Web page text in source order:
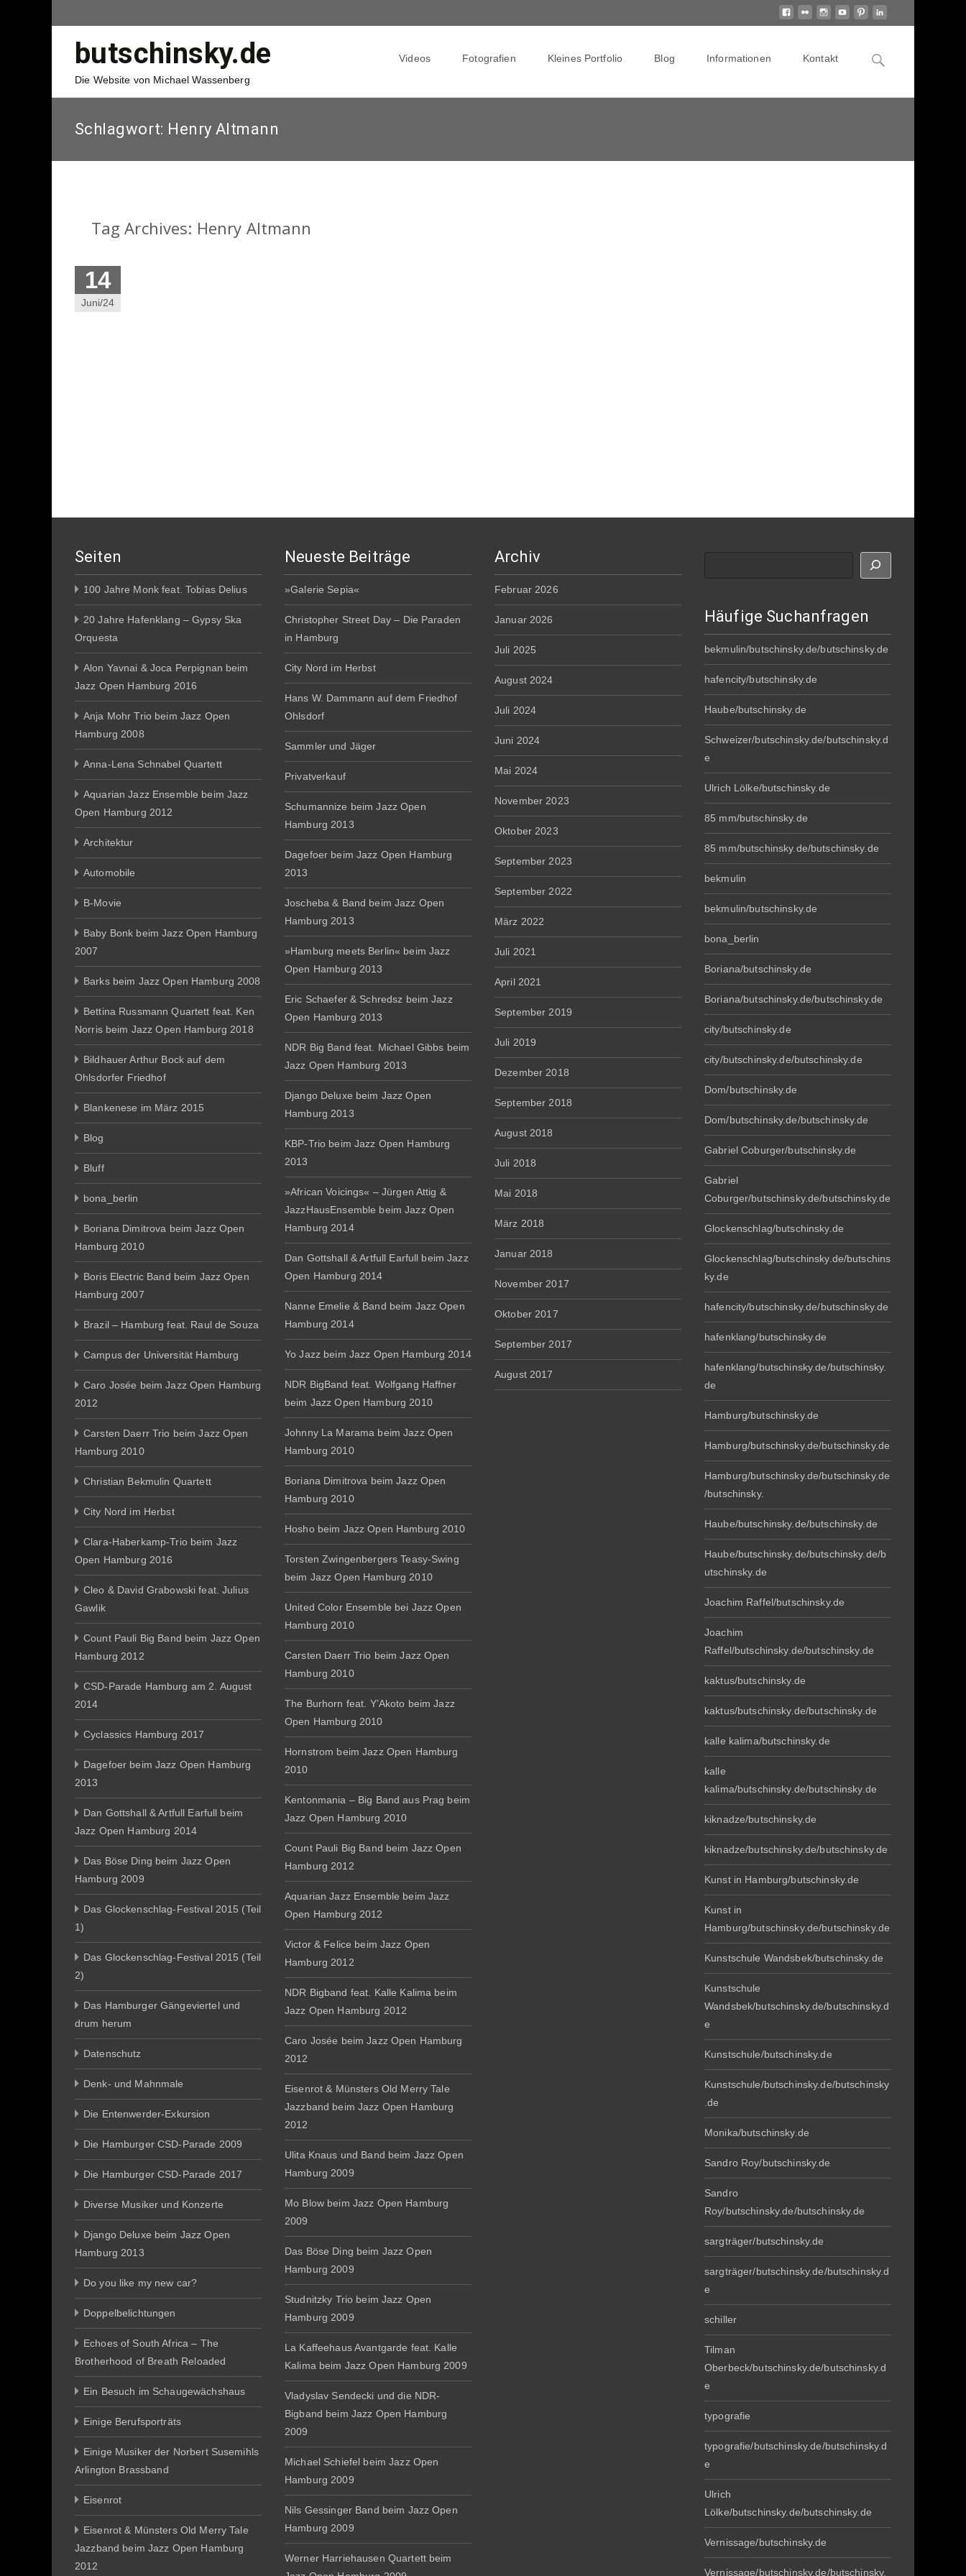
butschinsky.de
Die Website von Michael Wassenberg
Videos Fotografien Kleines Portfolio Blog Informationen Kontakt
Search
Schlagwort: Henry Altmann
Tag Archives: Henry Altmann
14
Juni/24
Seiten
100 Jahre Monk feat. Tobias Delius
20 Jahre Hafenklang – Gypsy Ska
Orquesta
Alon Yavnai & Joca Perpignan beim
Jazz Open Hamburg 2016
Anja Mohr Trio beim Jazz Open
Hamburg 2008
Anna-Lena Schnabel Quartett
Aquarian Jazz Ensemble beim Jazz
Open Hamburg 2012
Architektur
Automobile
B-Movie
Baby Bonk beim Jazz Open Hamburg
2007
Barks beim Jazz Open Hamburg 2008
Bettina Russmann Quartett feat. Ken
Norris beim Jazz Open Hamburg 2018
Bildhauer Arthur Bock auf dem
Ohlsdorfer Friedhof
Blankenese im März 2015
Blog
Bluff
bona_berlin
Boriana Dimitrova beim Jazz Open
Hamburg 2010
Boris Electric Band beim Jazz Open
Hamburg 2007
Brazil – Hamburg feat. Raul de Souza
Campus der Universität Hamburg
Caro Josée beim Jazz Open Hamburg
2012
Carsten Daerr Trio beim Jazz Open
Hamburg 2010
Christian Bekmulin Quartett
City Nord im Herbst
Clara-Haberkamp-Trio beim Jazz
Open Hamburg 2016
Cleo & David Grabowski feat. Julius
Gawlik
Count Pauli Big Band beim Jazz Open
Hamburg 2012
CSD-Parade Hamburg am 2. August
2014
Cyclassics Hamburg 2017
Dagefoer beim Jazz Open Hamburg
2013
Dan Gottshall & Artfull Earfull beim
Jazz Open Hamburg 2014
Das Böse Ding beim Jazz Open
Hamburg 2009
Das Glockenschlag-Festival 2015 (Teil
1)
Das Glockenschlag-Festival 2015 (Teil
2)
Das Hamburger Gängeviertel und
drum herum
Datenschutz
Denk- und Mahnmale
Die Entenwerder-Exkursion
Die Hamburger CSD-Parade 2009
Die Hamburger CSD-Parade 2017
Diverse Musiker und Konzerte
Django Deluxe beim Jazz Open
Hamburg 2013
Do you like my new car?
Doppelbelichtungen
Echoes of South Africa – The
Brotherhood of Breath Reloaded
Ein Besuch im Schaugewächshaus
Einige Berufsporträts
Einige Musiker der Norbert Susemihls
Arlington Brassband
Eisenrot
Eisenrot & Münsters Old Merry Tale
Jazzband beim Jazz Open Hamburg
2012
Neueste Beiträge
»Galerie Sepia«
Christopher Street Day – Die Paraden
in Hamburg
City Nord im Herbst
Hans W. Dammann auf dem Friedhof
Ohlsdorf
Sammler und Jäger
Privatverkauf
Schumannize beim Jazz Open
Hamburg 2013
Dagefoer beim Jazz Open Hamburg
2013
Joscheba & Band beim Jazz Open
Hamburg 2013
»Hamburg meets Berlin« beim Jazz
Open Hamburg 2013
Eric Schaefer & Schredsz beim Jazz
Open Hamburg 2013
NDR Big Band feat. Michael Gibbs beim
Jazz Open Hamburg 2013
Django Deluxe beim Jazz Open
Hamburg 2013
KBP-Trio beim Jazz Open Hamburg
2013
»African Voicings« – Jürgen Attig &
JazzHausEnsemble beim Jazz Open
Hamburg 2014
Dan Gottshall & Artfull Earfull beim Jazz
Open Hamburg 2014
Nanne Emelie & Band beim Jazz Open
Hamburg 2014
Yo Jazz beim Jazz Open Hamburg 2014
NDR BigBand feat. Wolfgang Haffner
beim Jazz Open Hamburg 2010
Johnny La Marama beim Jazz Open
Hamburg 2010
Boriana Dimitrova beim Jazz Open
Hamburg 2010
Hosho beim Jazz Open Hamburg 2010
Torsten Zwingenbergers Teasy-Swing
beim Jazz Open Hamburg 2010
United Color Ensemble bei Jazz Open
Hamburg 2010
Carsten Daerr Trio beim Jazz Open
Hamburg 2010
The Burhorn feat. Y’Akoto beim Jazz
Open Hamburg 2010
Hornstrom beim Jazz Open Hamburg
2010
Kentonmania – Big Band aus Prag beim
Jazz Open Hamburg 2010
Count Pauli Big Band beim Jazz Open
Hamburg 2012
Aquarian Jazz Ensemble beim Jazz
Open Hamburg 2012
Victor & Felice beim Jazz Open
Hamburg 2012
NDR Bigband feat. Kalle Kalima beim
Jazz Open Hamburg 2012
Caro Josée beim Jazz Open Hamburg
2012
Eisenrot & Münsters Old Merry Tale
Jazzband beim Jazz Open Hamburg
2012
Ulita Knaus und Band beim Jazz Open
Hamburg 2009
Mo Blow beim Jazz Open Hamburg
2009
Das Böse Ding beim Jazz Open
Hamburg 2009
Studnitzky Trio beim Jazz Open
Hamburg 2009
La Kaffeehaus Avantgarde feat. Kalle
Kalima beim Jazz Open Hamburg 2009
Vladyslav Sendecki und die NDR-
Bigband beim Jazz Open Hamburg
2009
Michael Schiefel beim Jazz Open
Hamburg 2009
Nils Gessinger Band beim Jazz Open
Hamburg 2009
Werner Harriehausen Quartett beim
Archiv
Februar 2026
Januar 2026
Juli 2025
August 2024
Juli 2024
Juni 2024
Mai 2024
November 2023
Oktober 2023
September 2023
September 2022
März 2022
Juli 2021
April 2021
September 2019
Juli 2019
Dezember 2018
September 2018
August 2018
Juli 2018
Mai 2018
März 2018
Januar 2018
November 2017
Oktober 2017
September 2017
August 2017
Häufige Suchanfragen
bekmulin/butschinsky.de/butschinsky.de
hafencity/butschinsky.de
Haube/butschinsky.de
Schweizer/butschinsky.de/butschinsky.d
e
Ulrich Lölke/butschinsky.de
85 mm/butschinsky.de
85 mm/butschinsky.de/butschinsky.de
bekmulin
bekmulin/butschinsky.de
bona_berlin
Boriana/butschinsky.de
Boriana/butschinsky.de/butschinsky.de
city/butschinsky.de
city/butschinsky.de/butschinsky.de
Dom/butschinsky.de
Dom/butschinsky.de/butschinsky.de
Gabriel Coburger/butschinsky.de
Gabriel
Coburger/butschinsky.de/butschinsky.de
Glockenschlag/butschinsky.de
Glockenschlag/butschinsky.de/butschins
ky.de
hafencity/butschinsky.de/butschinsky.de
hafenklang/butschinsky.de
hafenklang/butschinsky.de/butschinsky.
de
Hamburg/butschinsky.de
Hamburg/butschinsky.de/butschinsky.de
Hamburg/butschinsky.de/butschinsky.de
/butschinsky.
Haube/butschinsky.de/butschinsky.de
Haube/butschinsky.de/butschinsky.de/b
utschinsky.de
Joachim Raffel/butschinsky.de
Joachim
Raffel/butschinsky.de/butschinsky.de
kaktus/butschinsky.de
kaktus/butschinsky.de/butschinsky.de
kalle kalima/butschinsky.de
kalle
kalima/butschinsky.de/butschinsky.de
kiknadze/butschinsky.de
kiknadze/butschinsky.de/butschinsky.de
Kunst in Hamburg/butschinsky.de
Kunst in
Hamburg/butschinsky.de/butschinsky.de
Kunstschule Wandsbek/butschinsky.de
Kunstschule
Wandsbek/butschinsky.de/butschinsky.d
e
Kunstschule/butschinsky.de
Kunstschule/butschinsky.de/butschinsky
.de
Monika/butschinsky.de
Sandro Roy/butschinsky.de
Sandro
Roy/butschinsky.de/butschinsky.de
sargträger/butschinsky.de
sargträger/butschinsky.de/butschinsky.d
e
schiller
Tilman
Oberbeck/butschinsky.de/butschinsky.d
e
typografie
typografie/butschinsky.de/butschinsky.d
e
Ulrich
Lölke/butschinsky.de/butschinsky.de
Vernissage/butschinsky.de
Vernissage/butschinsky.de/butschinsky.